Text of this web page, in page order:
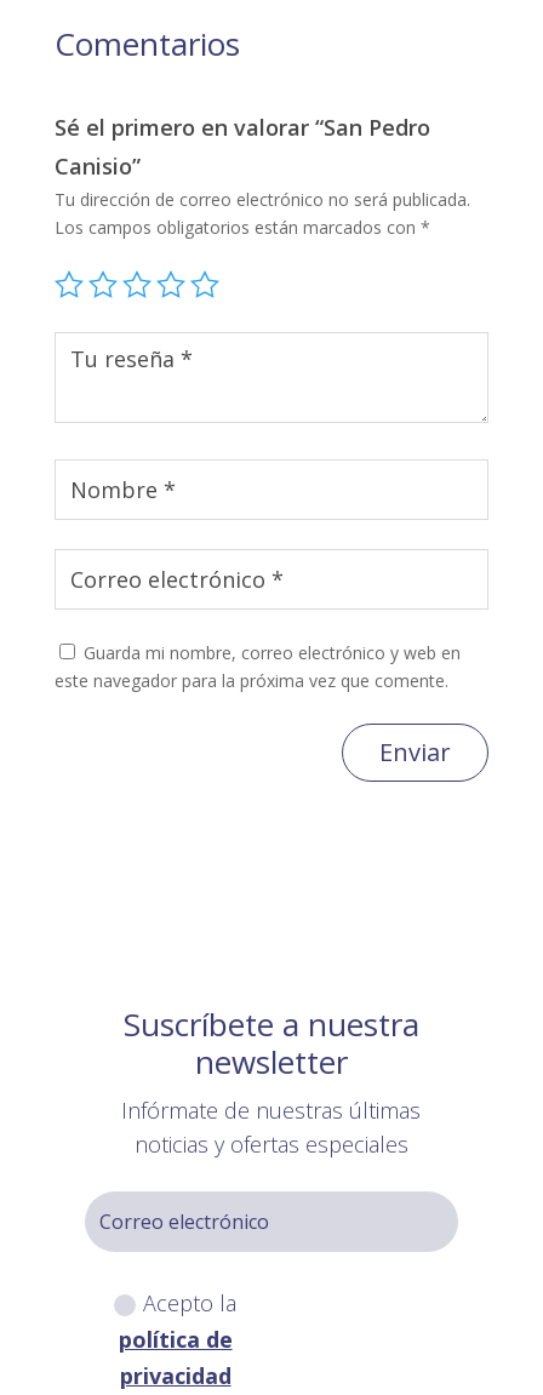
Comentarios
Sé el primero en valorar “San Pedro
Canisio”
Tu dirección de correo electrónico no será publicada.
Los campos obligatorios están marcados con *
Guarda mi nombre, correo electrónico y web en
este navegador para la próxima vez que comente.
Enviar
Suscríbete a nuestra
newsletter
Infórmate de nuestras últimas
noticias y ofertas especiales
Acepto la
política de
privacidad